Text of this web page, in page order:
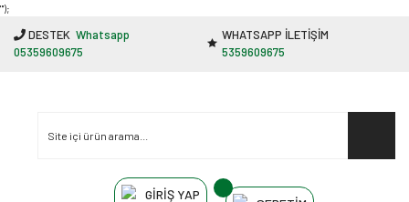
"');
DESTEK Whatsapp
05359609675
WHATSAPP İLETİŞİM
5359609675
GİRİŞ YAP